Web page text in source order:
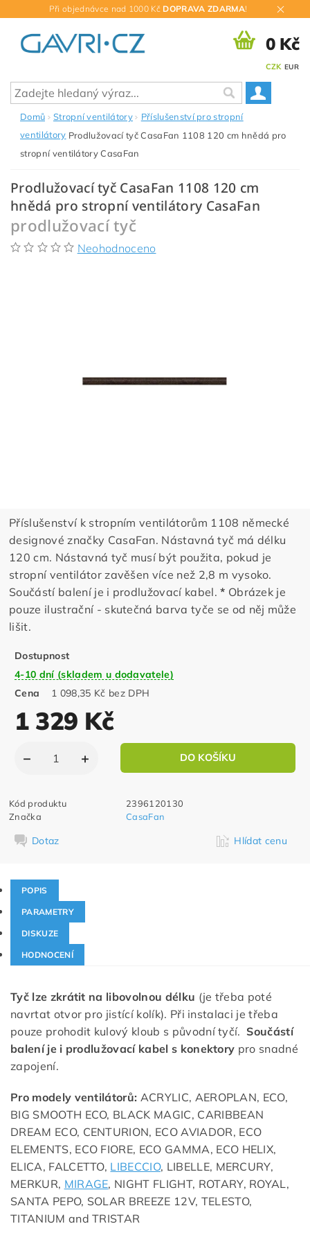
Při objednávce nad 1000 Kč DOPRAVA ZDARMA!
CZK EUR
0 Kč
Domů Stropní ventilátory
Příslušenství pro stropní
ventilátory Prodlužovací tyč CasaFan 1108 120 cm hnědá pro
stropní ventilátory CasaFan
Prodlužovací tyč CasaFan 1108 120 cm
hnědá pro stropní ventilátory CasaFan
prodlužovací tyč
Neohodnoceno
Příslušenství k stropním ventilátorům 1108 německé
designové značky CasaFan. Nástavná tyč má délku
120 cm. Nástavná tyč musí být použita, pokud je
stropní ventilátor zavěšen více než 2,8 m vysoko.
Součástí balení je i prodlužovací kabel.* Obrázek je
pouze ilustrační - skutečná barva tyče se od něj může
lišit.
Dostupnost
4-10 dní (skladem u dodavatele)
Cena
1 098,35 Kč bez DPH
1 329 Kč
Kód produktu
2396120130
Značka
CasaFan
Dotaz Hlídat cenu
POPIS
PARAMETRY
DISKUZE
HODNOCENÍ
Tyč lze zkrátit na libovolnou délku (je třeba poté
navrtat otvor pro jistící kolík). Při instalaci je třeba
pouze prohodit kulový kloub s původní tyčí. Součástí
balení je i prodlužovací kabel s konektory pro snadné
zapojení.
Pro modely ventilátorů: ACRYLIC, AEROPLAN, ECO,
BIG SMOOTH ECO, BLACK MAGIC, CARIBBEAN
DREAM ECO, CENTURION, ECO AVIADOR, ECO
ELEMENTS, ECO FIORE, ECO GAMMA, ECO HELIX,
ELICA, FALCETTO, LIBECCIO, LIBELLE, MERCURY,
MERKUR, MIRAGE, NIGHT FLIGHT, ROTARY, ROYAL,
SANTA PEPO, SOLAR BREEZE 12V, TELESTO,
TITANIUM and TRISTAR